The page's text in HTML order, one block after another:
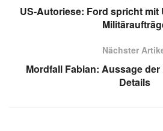
US-Autoriese: Ford spricht mit
Nächster
Mordfall Fabian: Aussage
Details